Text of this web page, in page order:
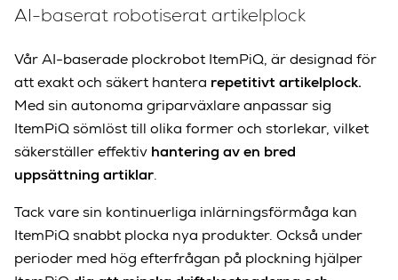
AI-baserat robotiserat artikelplock
Vår AI-baserade plockrobot ItemPiQ, är designad för
att exakt och säkert hantera repetitivt artikelplock.
Med sin autonoma griparväxlare anpassar sig
ItemPiQ sömlöst till olika former och storlekar, vilket
säkerställer effektiv hantering av en bred
uppsättning artiklar.
Tack vare sin kontinuerliga inlärningsförmåga kan
ItemPiQ snabbt plocka nya produkter. Också under
perioder med hög efterfrågan på plockning hjälper